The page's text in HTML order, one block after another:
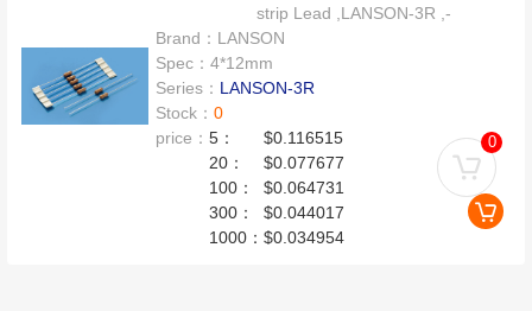
strip Lead ,LANSON-3R ,-
Brand： LANSON
Spec：4*12mm
Series： LANSON-3R
Stock：0
price：5：
$0.116515
20：
$0.077677
100：
$0.064731
300：
$0.044017
1000：$0.034954
0